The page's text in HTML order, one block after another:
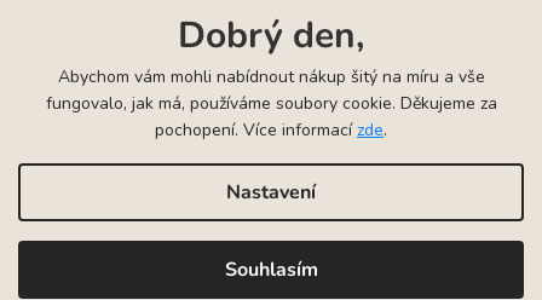
Dobrý den,
Abychom vám mohli nabídnout nákup šitý na míru a vše
fungovalo, jak má, používáme soubory cookie. Děkujeme za
pochopení. Více informacízde.
Nastavení
Souhlasím
Náhrdelníky k narození miminka
Náramky k narození
Vytvořil Shoptet
VYRYJTO | Gravírování šperků